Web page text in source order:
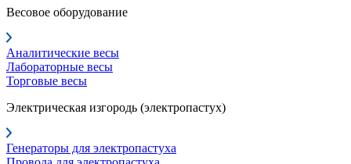
Весовое оборудование
Аналитические весы
Лабораторные весы
Торговые весы
Электрическая изгородь (электропастух)
Генераторы для электропастуха